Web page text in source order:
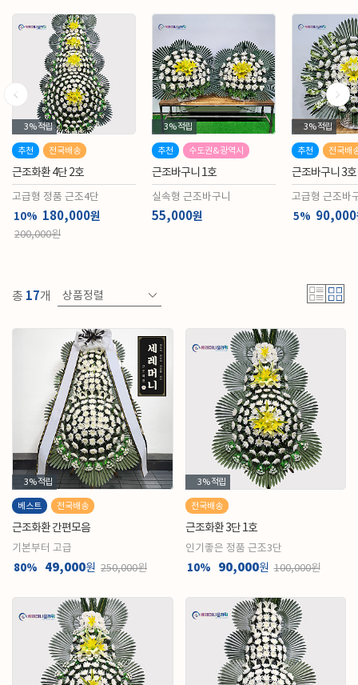
3%적립
추천 전국배송
근조화환 4단 2호
고급형 정품 근조4단
10% 180,000원
200,000원
3%적립
추천 수도권&광역시
근조바구니 1호
실속형 근조바구니
55,000원
3%적립
추천 전국배
근조바구니 3호
고급형 근조바
니)
5% 90,000
총 17개 상품정렬
3%적립
베스트 전국배송
근조화환 간편모음
기본부터 고급
80% 49,000원 250,000원
3%적립
전국배송
근조화환 3단 1호
인기좋은 정품 근조3단
10% 90,000원 100,000원